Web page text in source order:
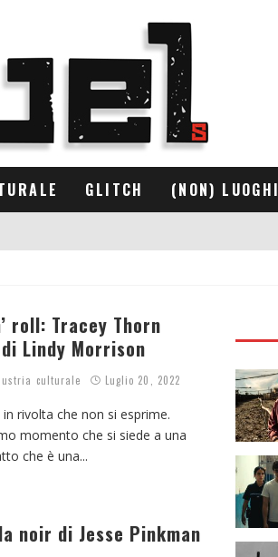
GLITCH (NON) LUOGHI
roll: Tracey Thorn
Lindy Morrison
culturale Luglio 20, 2022
rivolta che non si esprime.
momento che si siede a una
che è una...
noir di Jesse Pinkman